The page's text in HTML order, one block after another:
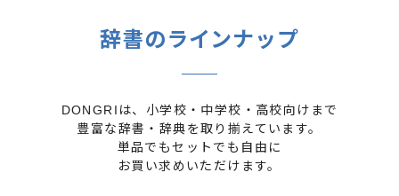
辞書のラインナップ
DONGRIは、小学校・中学校・高校向けまで
豊富な辞書・辞典を取り揃えています。
単品でもセットでも自由に
お買い求めいただけます。